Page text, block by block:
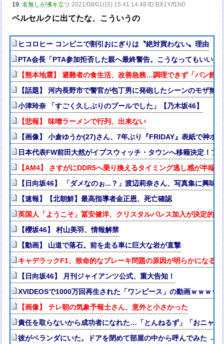
19:名無しが沸キ立ツ 2021/08/01(日) 15:41:14.48 ID:BX1Y/f1N0
ベルセルクに出てたな、こういうの
ヒコロヒー コンビニで割引おにぎりは〝絶対買わない〟理由
PTA会長「PTA参加拒否した親へ最終警告。こうなってもいい？
【熊本地震】 避難者の食生活、改善急務…調理できず「パン飽
【話題】 河内長野市で警官が包丁男に発砲したシーンのモザ無
小津玲奈 「すごく久しぶりのプールでした」【乃木坂46】
【悲報】 味噌ラーメンで行列、出来ない
【画像】 小倉ゆうか(27)さん、7年ぶり『FRIDAY』表紙で神ボ
日本代表FW前田大然がイプスウィッチ・タウンへ移籍決定！プ
【AM4】 さすがにDDR5へ乗り換えるタイミング逃し感が半端な
【日向坂46】 「ダメなのぉ...？」渡辺莉奈さん、写真集に興味
【速報】【北朝鮮】最高指導者金正恩、死亡確認
英国人「ようこそ」冨安健洋、クリスタルパレス加入が決定的
【櫻坂46】 村山美羽、情報解禁
【動画】 山道で落石。前を走る車に巨大な岩が直撃
キャデラックF1、致命的なブレーキ問題の原因が明らかになる
【日向坂46】 月刊ジャイアンツ公式、重大告知！
XVIDEOSで1000万回再生された「ワンピース」の動画ｗｗｗｗ
【画像】 テレ朝の気象予報士さん、意外と小さかった
責任を取らないから成功者になれた…「とんねるず」「おニャ
彼がベランダにいた。ドアを閉めて部屋の中から呼んでみた →